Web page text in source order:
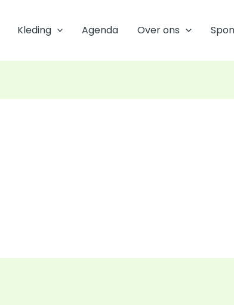
Kleding Agenda Over ons